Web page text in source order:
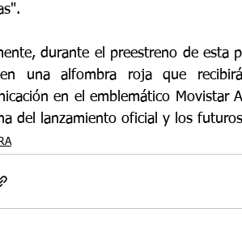
durante el preestreno de esta
una alfombra roja que
en el emblemático Movistar
del lanzamiento oficial y los